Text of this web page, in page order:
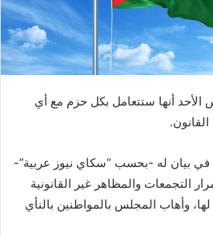
الأحد أنها ستتعامل بكل حزم مع أي
في بيان له -بحسب “سكاي نيوز عربية”-
التجمعات والمظاهر غير القانونية
وأهاب المجلس بالمواطنين بالنأي